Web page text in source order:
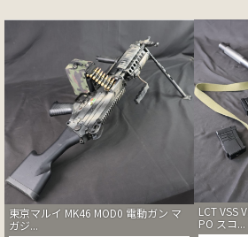
東京マルイ MK46 MOD0 電動ガン マ
ガジ...
LCT VSS
PO スコ...